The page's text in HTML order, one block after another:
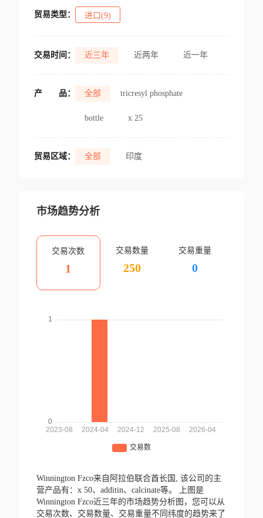
贸易类型： 进口(9)
交易时间： 近三年 近两年 近一年
产 品： 全部 tricresyl phosphate
bottle x 25
贸易区域： 全部 印度
市场趋势分析
交易次数
1
交易数量
250
交易重量
0
Winnington Fzco来自阿拉伯联合酋长国, 该公司的主
营产品有：x 50、additin、calcinate等。
上图是
Winnington Fzco近三年的市场趋势分析图，您可以从
交易次数、交易数量、交易重量不同纬度的趋势来了